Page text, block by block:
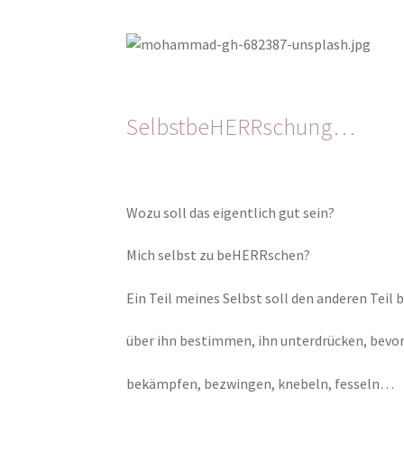
SelbstbeHERRschung…
Wozu soll das eigentlich gut sein?
Mich selbst zu beHERRschen?
Ein Teil meines Selbst soll den anderen Teil
über ihn bestimmen, ihn unterdrücken,
bekämpfen, bezwingen, knebeln, fesseln…